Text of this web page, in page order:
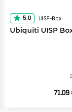
5.0 UISP-Box
Ubiquiti UISP
71.09